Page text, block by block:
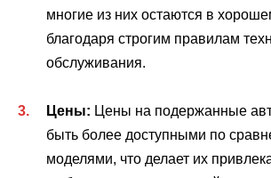
многие из них остаются в
благодаря строгим правилам
обслуживания.
Цены: Цены на подержанные
быть более доступными по
моделями, что делает их